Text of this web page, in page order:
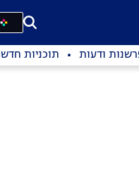
ודעות תוכניות